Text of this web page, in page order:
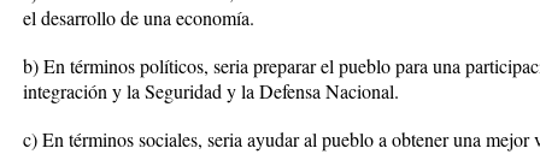
el desarrollo de una economía.
b) En términos políticos, seria preparar el pueblo para una
integración y la Seguridad y la Defensa Nacional.
c) En términos sociales, seria ayudar al pueblo a obtener una